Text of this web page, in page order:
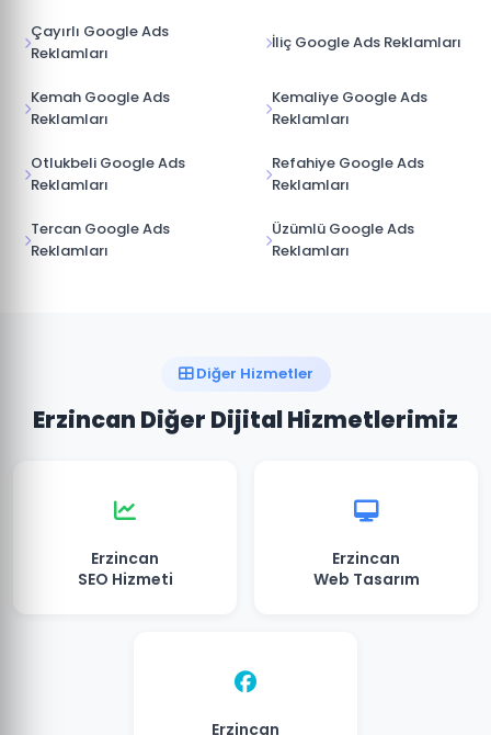
Çayırlı Google Ads
Reklamları
İliç Google Ads Reklamları
Kemah Google Ads
Reklamları
Kemaliye Google Ads
Reklamları
Otlukbeli Google Ads
Reklamları
Refahiye Google Ads
Reklamları
Tercan Google Ads
Reklamları
Üzümlü Google Ads
Reklamları
Diğer Hizmetler
Erzincan Diğer Dijital Hizmetlerimiz
Erzincan
SEO Hizmeti
Erzincan
Web Tasarım
Erzincan